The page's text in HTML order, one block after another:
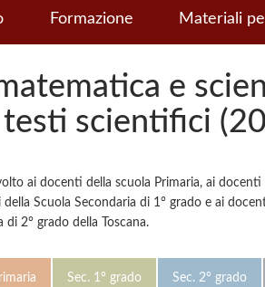
Formazione Materiali
e
scientifici
ai docenti della scuola Primaria, ai
Scuola Secondaria di 1° grado e ai
di 2° grado della Toscana.
Sec. 1° grado Sec. 2° grado